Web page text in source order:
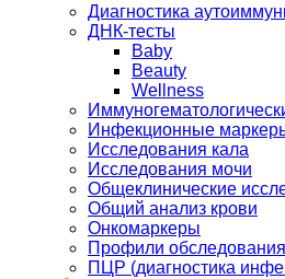
Диагностика
ДНК-тесты
Baby
Beauty
Wellness
Инфекционные
Исследования кала
Исследования мочи
Общеклинические
Общий анализ крови
Онкомаркеры
Профили обследования
ПЦР (диагностика